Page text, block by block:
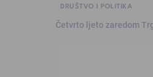
DRUŠTVO I POLITIKA
Četvrto ljeto zaredom